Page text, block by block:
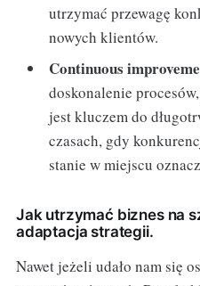
utrzymać przewagę
nowych klientów.
Continuous
doskonalenie
jest kluczem do
czasach, gdy
stanie w miejscu
Jak utrzymać biznes na
adaptacja strategii.
Nawet jeżeli udało nam się